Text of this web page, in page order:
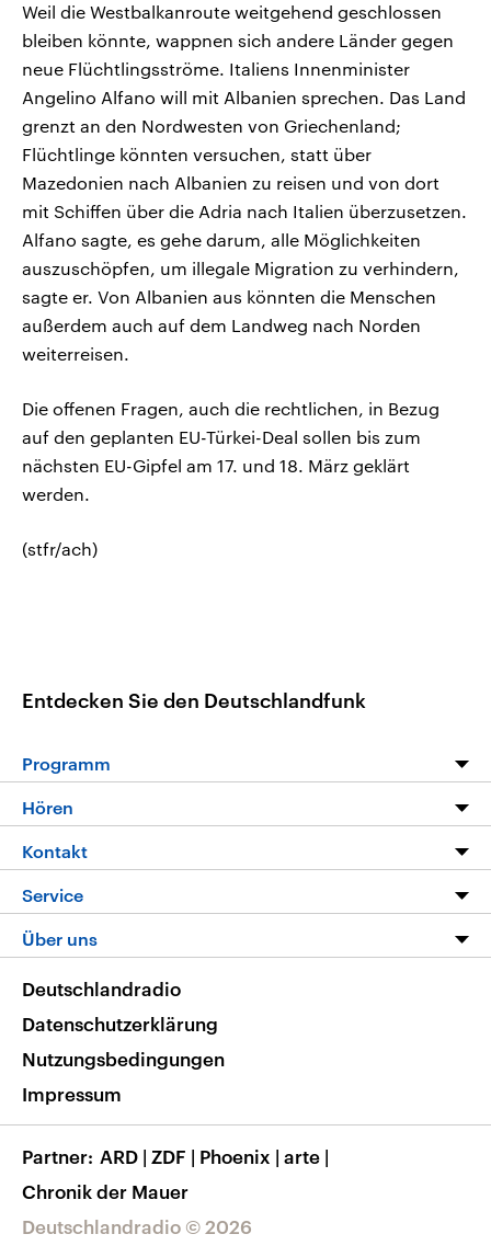
Weil die Westbalkanroute weitgehend geschlossen
bleiben könnte, wappnen sich andere Länder gegen
neue Flüchtlingsströme. Italiens Innenminister
Angelino Alfano will mit Albanien sprechen. Das Land
grenzt an den Nordwesten von Griechenland;
Flüchtlinge könnten versuchen, statt über
Mazedonien nach Albanien zu reisen und von dort
mit Schiffen über die Adria nach Italien überzusetzen.
Alfano sagte, es gehe darum, alle Möglichkeiten
auszuschöpfen, um illegale Migration zu verhindern,
sagte er. Von Albanien aus könnten die Menschen
außerdem auch auf dem Landweg nach Norden
weiterreisen.
Die offenen Fragen, auch die rechtlichen, in Bezug
auf den geplanten EU-Türkei-Deal sollen bis zum
nächsten EU-Gipfel am 17. und 18. März geklärt
werden.
(stfr/ach)
Entdecken Sie den Deutschlandfunk
Programm
Programm
Die Nachrichten
Nachrichtenleicht
Neue Beiträge auf dlf.de
Hören
Livestream
Podcasts
Deutschlandfunk App
Nachrichten App
Frequenzen
Kontakt
Hörerservice
Service
FAQ
Veranstaltungen
Musikliste
RSS
Über uns
Barrierefreiheit
Deutschlandradio © 2026
Deutschlandradio
Datenschutzerklärung
Nutzungsbedingungen
Impressum
Partner ARD | ZDF | Phoenix | arte |
Chronik der Mauer